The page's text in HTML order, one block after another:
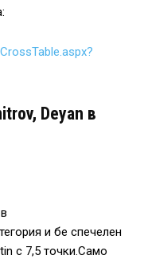
Deyan в
и бе спечелен
с 7,5 точки.Само